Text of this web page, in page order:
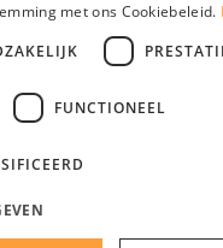
- 2026 Bas Boer Noten
met ons Cookiebeleid.
FUNCTIONEEL